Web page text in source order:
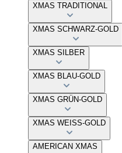
XMAS TRADITIONAL
XMAS SCHWARZ-GOLD
XMAS SILBER
XMAS BLAU-GOLD
XMAS GRÜN-GOLD
XMAS WEISS-GOLD
AMERICAN XMAS